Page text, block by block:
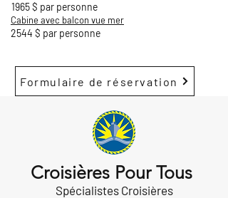
1965 $ par personne
Cabine avec balcon vue mer
2544 $ par personne
Formulaire de réservation
Croisières Pour Tous
Spécialistes Croisières